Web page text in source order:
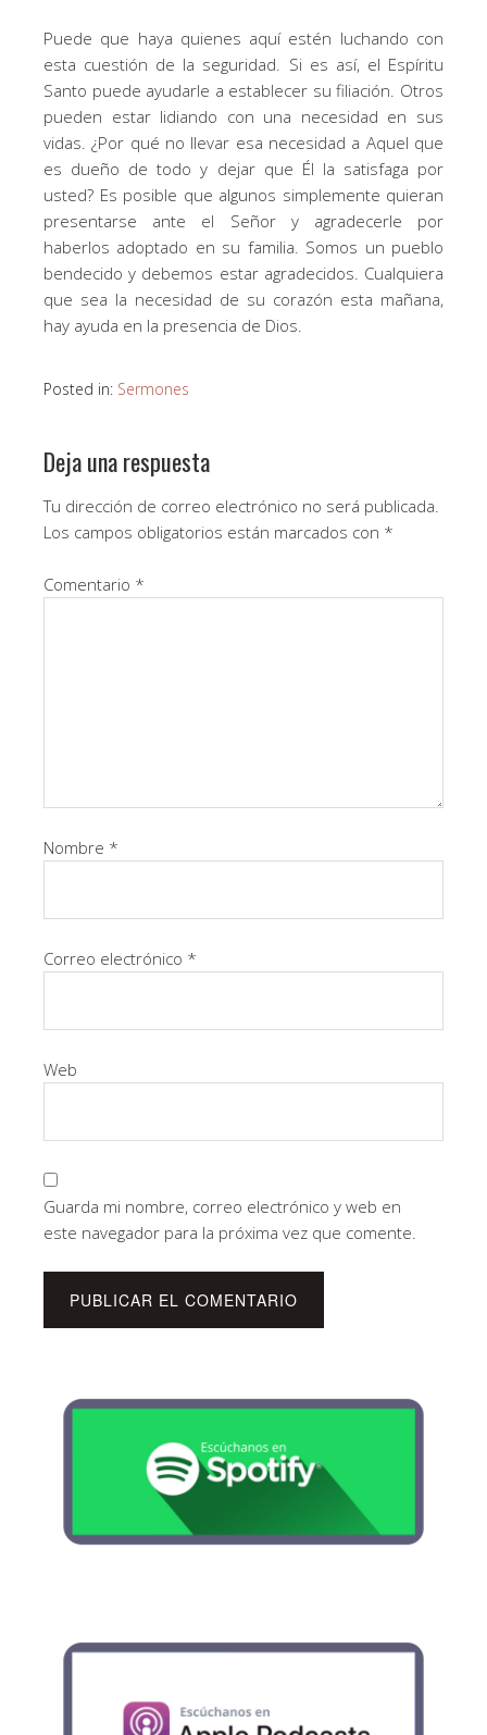
Puede que haya quienes aquí estén luchando con
esta cuestión de la seguridad. Si es así, el Espíritu
Santo puede ayudarle a establecer su filiación. Otros
pueden estar lidiando con una necesidad en sus
vidas. ¿Por qué no llevar esa necesidad a Aquel que
es dueño de todo y dejar que Él la satisfaga por
usted? Es posible que algunos simplemente quieran
presentarse ante el Señor y agradecerle por
haberlos adoptado en su familia. Somos un pueblo
bendecido y debemos estar agradecidos. Cualquiera
que sea la necesidad de su corazón esta mañana,
hay ayuda en la presencia de Dios.
Posted in: Sermones
Deja una respuesta
Tu dirección de correo electrónico no será publicada.
Los campos obligatorios están marcados con *
Comentario *
Nombre *
Correo electrónico *
Web
Guarda mi nombre, correo electrónico y web en
este navegador para la próxima vez que comente.